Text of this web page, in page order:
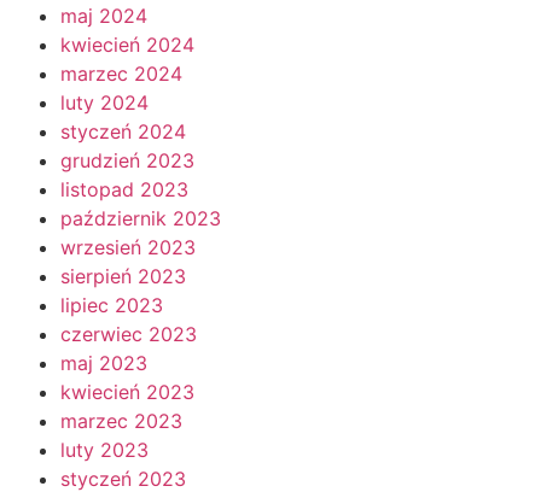
maj 2024
kwiecień 2024
marzec 2024
luty 2024
styczeń 2024
grudzień 2023
listopad 2023
październik 2023
wrzesień 2023
sierpień 2023
lipiec 2023
czerwiec 2023
maj 2023
kwiecień 2023
marzec 2023
luty 2023
styczeń 2023